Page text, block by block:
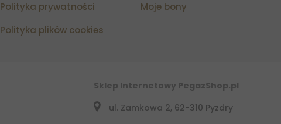
Polityka prywatności
Polityka plików cookies
Moje bony
Sklep Internetowy PegazShop.pl
ul. Zamkowa 2, 62-310 Pyzdry